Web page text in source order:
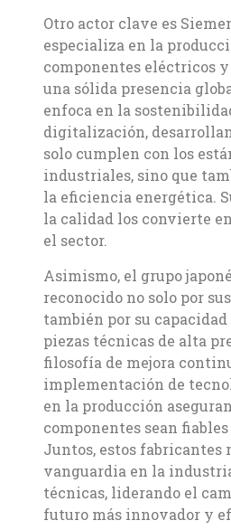
Otro actor clave es
especializa en la
componentes eléctricos
una sólida presencia
enfoca en la
digitalización,
solo cumplen con los
industriales, sino que
la eficiencia energética.
la calidad los convierte
el sector.
Asimismo, el grupo
reconocido no solo por
también por su
piezas técnicas de alta
filosofía de mejora
implementación de
en la producción
componentes sean
Juntos, estos fabricantes
vanguardia en la
técnicas, liderando el
futuro más innovador y